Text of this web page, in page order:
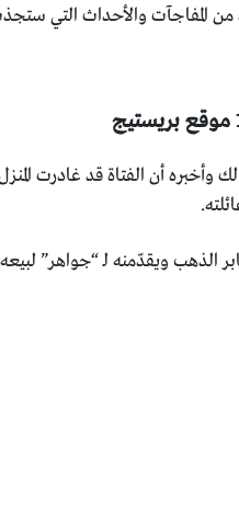
وأخبره أن الفتاة قد غادرت
الذهب ويقدّمنه لـ “جواهر”